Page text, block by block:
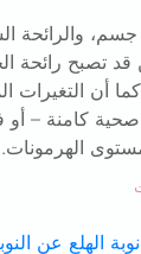
جسم، والرائحة
تصبح رائحة
أن التغيرات
كامنة –
الهرمونات.